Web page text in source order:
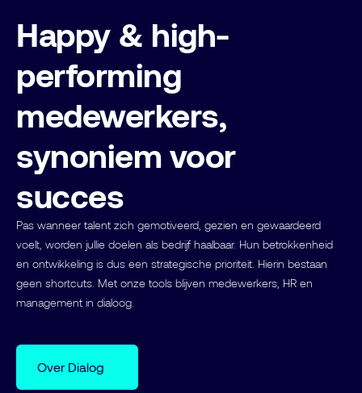
Happy & high-
performing
medewerkers,
synoniem voor
succes
Pas wanneer talent zich gemotiveerd, gezien en gewaardeerd
voelt, worden jullie doelen als bedrijf haalbaar. Hun betrokkenheid
en ontwikkeling is dus een strategische prioriteit. Hierin bestaan
geen shortcuts. Met onze tools blijven medewerkers, HR en
management in dialoog.
Over Dialog